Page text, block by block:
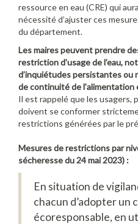
ressource en eau (CRE) qui
nécessité d’ajuster ces
du département.
Les maires peuvent prendre
restriction d’usage de l’eau,
d’inquiétudes persistantes ou
de continuité de l’alimentation
Il est rappelé que les usagers,
doivent se conformer
restrictions générées par le
Mesuresde restrictions par
sécheressedu24 mai 2023) :
En situation de
chacun d’adopter un
écoresponsable, en